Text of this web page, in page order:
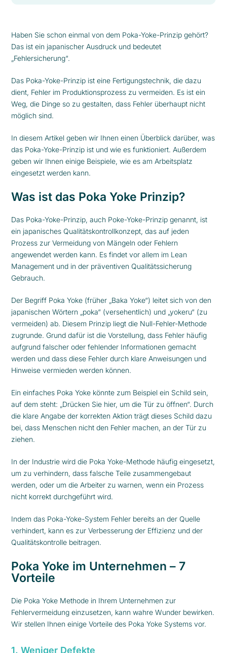
Haben Sie schon einmal von dem Poka-Yoke-Prinzip gehört?
Das ist ein japanischer Ausdruck und bedeutet
„Fehlersicherung“.
Das Poka-Yoke-Prinzip ist eine Fertigungstechnik, die dazu
dient, Fehler im Produktionsprozess zu vermeiden. Es ist ein
Weg, die Dinge so zu gestalten, dass Fehler überhaupt nicht
möglich sind.
In diesem Artikel geben wir Ihnen einen Überblick darüber, was
das Poka-Yoke-Prinzip ist und wie es funktioniert. Außerdem
geben wir Ihnen einige Beispiele, wie es am Arbeitsplatz
eingesetzt werden kann.
Was ist das Poka Yoke Prinzip?
Das Poka-Yoke-Prinzip, auch Poke-Yoke-Prinzip genannt, ist
ein japanisches Qualitätskontrollkonzept, das auf jeden
Prozess zur Vermeidung von Mängeln oder Fehlern
angewendet werden kann. Es findet vor allem im Lean
Management und in der präventiven Qualitätssicherung
Gebrauch.
Der Begriff Poka Yoke (früher „Baka Yoke“) leitet sich von den
japanischen Wörtern „poka“ (versehentlich) und „yokeru“ (zu
vermeiden) ab. Diesem Prinzip liegt die Null-Fehler-Methode
zugrunde. Grund dafür ist die Vorstellung, dass Fehler häufig
aufgrund falscher oder fehlender Informationen gemacht
werden und dass diese Fehler durch klare Anweisungen und
Hinweise vermieden werden können.
Ein einfaches Poka Yoke könnte zum Beispiel ein Schild sein,
auf dem steht: „Drücken Sie hier, um die Tür zu öffnen“. Durch
die klare Angabe der korrekten Aktion trägt dieses Schild dazu
bei, dass Menschen nicht den Fehler machen, an der Tür zu
ziehen.
In der Industrie wird die Poka Yoke-Methode häufig eingesetzt,
um zu verhindern, dass falsche Teile zusammengebaut
werden, oder um die Arbeiter zu warnen, wenn ein Prozess
nicht korrekt durchgeführt wird.
Indem das Poka-Yoke-System Fehler bereits an der Quelle
verhindert, kann es zur Verbesserung der Effizienz und der
Qualitätskontrolle beitragen.
Poka Yoke im Unternehmen – 7
Vorteile
Die Poka Yoke Methode in Ihrem Unternehmen zur
Fehlervermeidung einzusetzen, kann wahre Wunder bewirken.
Wir stellen Ihnen einige Vorteile des Poka Yoke Systems vor.
1. Weniger Defekte